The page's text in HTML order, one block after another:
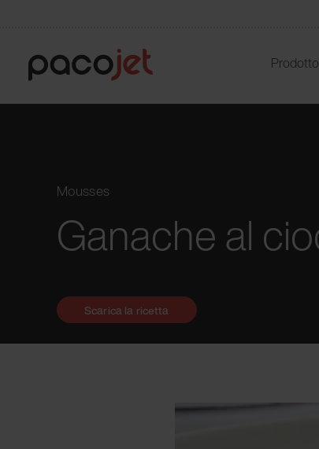
Prodotto
Mousses
Ganache al
Scarica la ricetta